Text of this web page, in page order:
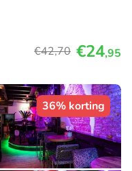
€42,70 €24,95
36% korting